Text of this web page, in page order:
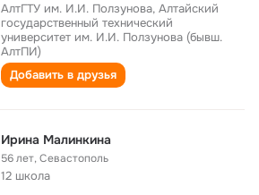
АлтГТУ им. И.И. Ползунова, Алтайский
государственный технический
университет им. И.И. Ползунова (бывш.
АлтПИ)
Добавить в друзья
Ирина Малинкина
56 лет,Севастополь
12 школа